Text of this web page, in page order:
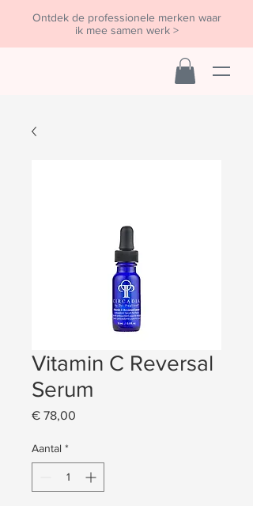
Ontdek de professionele merken waar
ik mee samen werk >
Vitamin C Reversal
Serum
€ 78,00
Aantal *